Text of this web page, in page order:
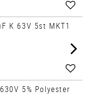
Add
K 63V 5st MKT1
Add
5% Polyester